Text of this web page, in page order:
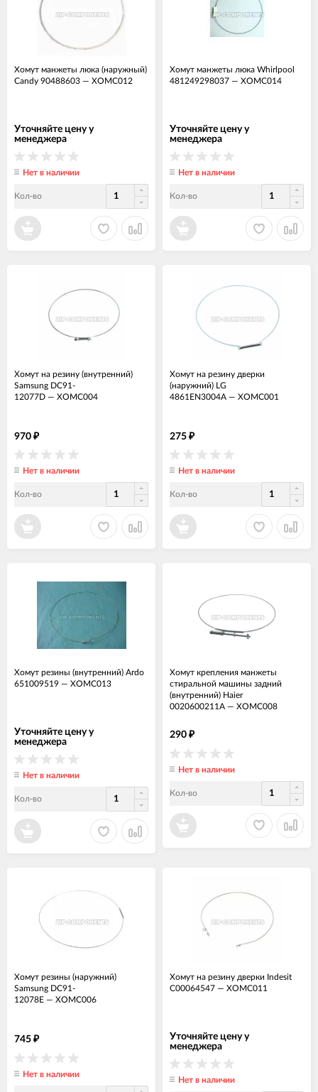
Хомут манжеты люка (наружный)
Candy 90488603 — ХОМС012
Уточняйте цену у
менеджера
Нет в наличии
Кол-во
Хомут манжеты люка Whirlpool
481249298037 — ХОМС014
Уточняйте цену у
менеджера
Нет в наличии
Кол-во
Хомут на резину (внутренний)
Samsung DC91-
12077D — ХОМС004
970 ₽
Нет в наличии
Кол-во
Хомут на резину дверки
(наружний) LG
4861EN3004A — ХОМС001
275 ₽
Нет в наличии
Кол-во
Хомут резины (внутренний) Ardo
651009519 — ХОМС013
Уточняйте цену у
менеджера
Нет в наличии
Кол-во
Хомут крепления манжеты
стиральной машины задний
(внутренний) Haier
0020600211A — ХОМС008
290 ₽
Нет в наличии
Кол-во
Хомут резины (наружний)
Samsung DC91-
12078E — ХОМС006
745 ₽
Нет в наличии
Хомут на резину дверки Indesit
C00064547 — ХОМС011
Уточняйте цену у
менеджера
Нет в наличии